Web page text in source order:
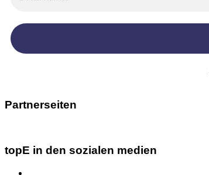
Partnerseiten
topE in den sozialen medien